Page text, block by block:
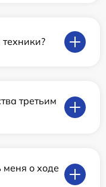
техники?
третьим
о ходе